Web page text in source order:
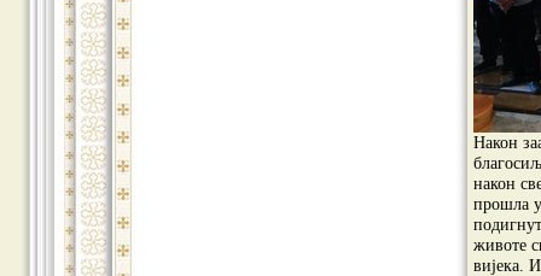
Након
након
прошла
животе
вијека.